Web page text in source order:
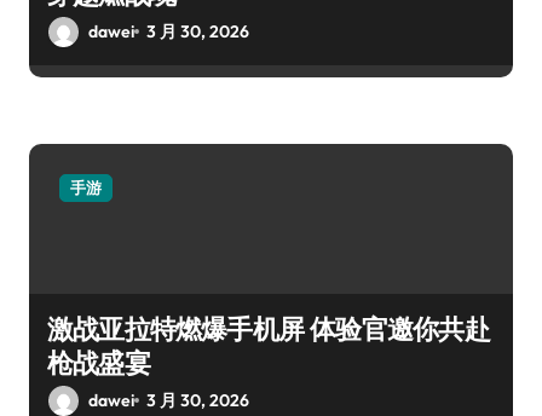
dawei 3 月 30, 2026
手游
激战亚拉特燃爆手机屏 体验官邀你共赴
枪战盛宴
dawei 3 月 30, 2026